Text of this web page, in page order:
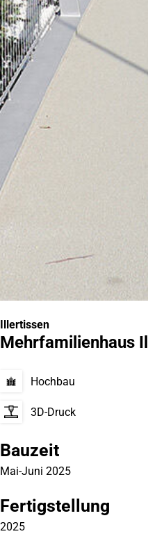
Illertissen
Mehrfamilienhaus
Hochbau
3D-Druck
Bauzeit
Mai-Juni 2025
Fertigstellung
2025